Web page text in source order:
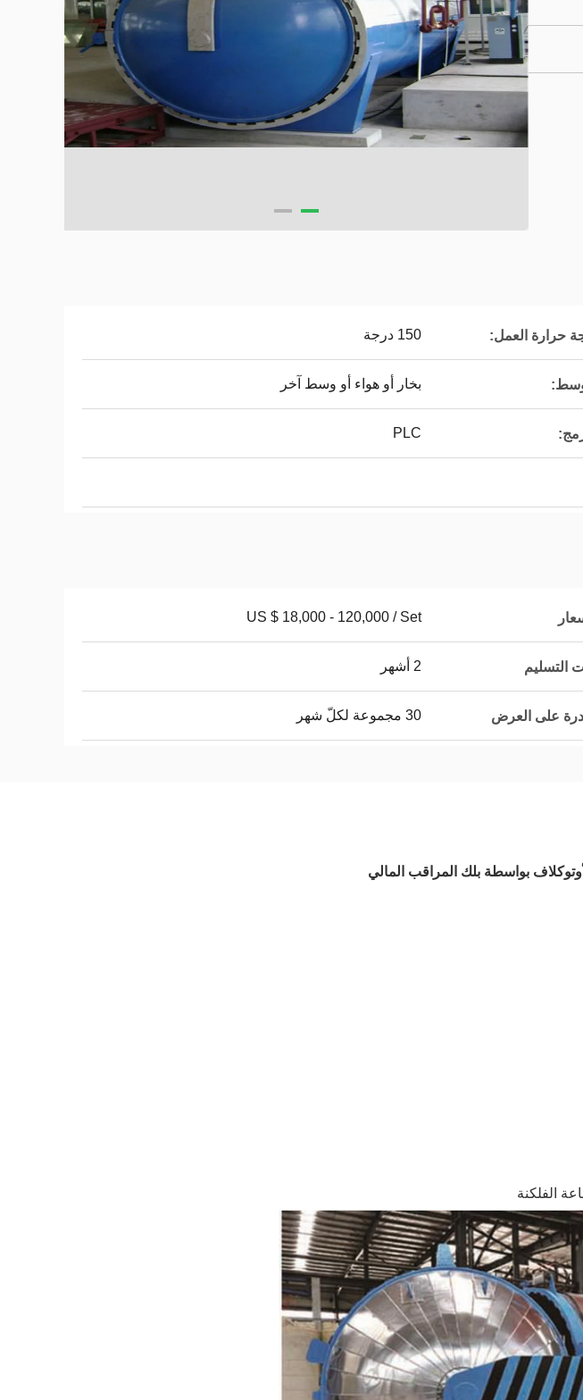
حرارة العمل: 150 درجة
بخار أو هواء أو وسط آخر
PLC
US $ 18,000 - 120,000 / Set
التسليم 2 أشهر
على العرض 30 مجموعة لكلّ شهر
بواسطة بلك المراقب المالي
الفلكنة